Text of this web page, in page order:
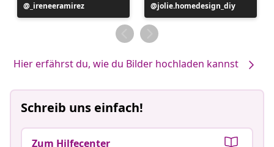
Beitrag
veröffentlicht
_ireneeramirez
Beitrag
veröffentlicht
von
jolie.homedesign_diy
Hier erfährst du, wie du Bilder hochladen kannst
Schreib uns einfach!
Zum Hilfecenter